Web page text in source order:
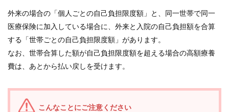
外来の場合の「個人ごとの自己負担限度額」と、同一世帯で同一
医療保険に加入している場合に、外来と入院の自己負担額を合算
する「世帯ごとの自己負担限度額」があります。
なお、世帯合算した額が自己負担限度額を超える場合の高額療養
費は、あとから払い戻しを受けます。
こんなことにご注意ください